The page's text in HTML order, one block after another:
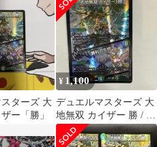
ターズ 大
ー「勝」
¥ 1,100
デュエルマスターズ 大
地無双 カイザー 勝 / 勝
利の大地 SR N3/N25